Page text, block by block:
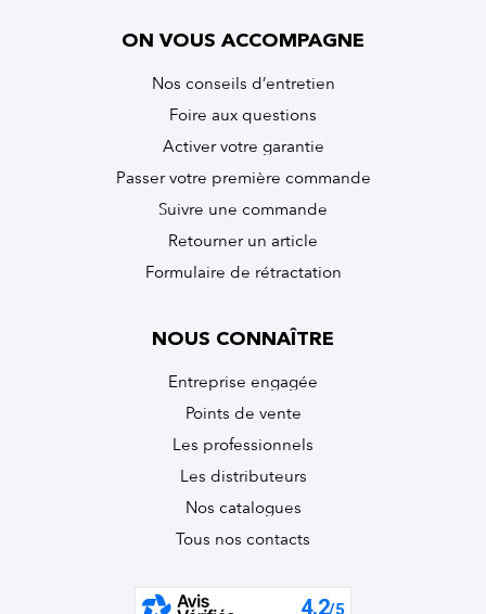
ON VOUS ACCOMPAGNE
Nos conseils d’entretien
Foire aux questions
Activer votre garantie
Passer votre première commande
Suivre une commande
Retourner un article
Formulaire de rétractation
NOUS CONNAÎTRE
Entreprise engagée
Points de vente
Les professionnels
Les distributeurs
Nos catalogues
Tous nos contacts